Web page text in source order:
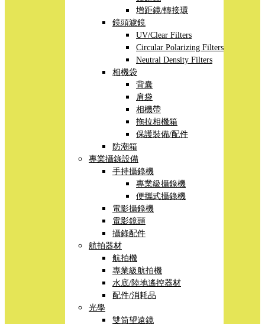
增距鏡/轉接環
鏡頭濾鏡
UV/Clear Filters
Circular Polarizing Filters
Neutral Density Filters
相機袋
背囊
肩袋
相機帶
拖拉相機箱
保護裝備/配件
防潮箱
專業攝錄設備
手持攝錄機
專業級攝錄機
便攜式攝錄機
電影攝錄機
電影鏡頭
攝錄配件
航拍器材
航拍機
專業級航拍機
水底/陸地遙控器材
配件/消耗品
光學
雙筒望遠鏡